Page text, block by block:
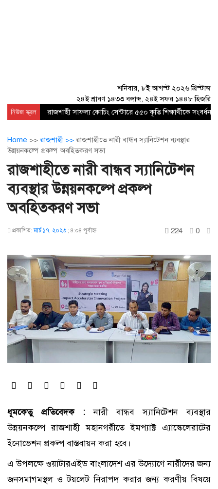
শনিবার, ৮ই আগস্ট ২০২৬ খ্রিস্টাব্দ
২৪ই শ্রাবণ ১৪৩৩ বঙ্গাব্দ, ২৪ই সফর ১৪৪৮ হিজরি
নিউজ স্ক্রল রাজশাহী সাফল্য কোচিং সেন্টারে ৫৫০ কৃতি শিক্ষার্থীকে সংবর্ধনা
Home >>রাজশাহী >> রাজশাহীতে নারী বান্ধব স্যানিটেশন ব্যবস্থার
উন্নয়নকল্পে প্রকল্প অবহিতকরণ সভা
রাজশাহীতে নারী বান্ধব স্যানিটেশন
ব্যবস্থার উন্নয়নকল্পে প্রকল্প
অবহিতকরণ সভা
প্রকাশিত:মার্চ ১৭, ২০২৩ ; ৪:০৪ পূর্বাহ্ণ 224 0
ধূমকেতু প্রতিবেদক :নারী বান্ধব স্যানিটেশন ব্যবস্থার
উন্নয়নকল্পে রাজশাহী মহানগরীতে ইমপ্যাক্ট এ্যাস্কেলেরাটের
ইনোভেশন প্রকল্প বাস্তবায়ন করা হবে।
এ উপলক্ষে ওয়াটারএইড বাংলাদেশ এর উদ্যোগে নারীদের জন্য
জনসমাগমস্থল ও টয়লেট নিরাপদ করার জন্য করণীয় বিষয়ে